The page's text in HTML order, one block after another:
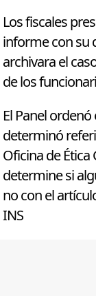
Los fiscales
informe con su
archivara el
de los
El Panel
determinó
Oficina de
determine si
no con el
INS